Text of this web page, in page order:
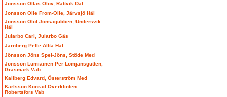
Jonsson Ollas Olov, Rättvik Dal
Jonsson Olle From-Olle, Järvsjö Häl
Jonsson Olof Jönsagubben, Undersvik
Häl
Jularbo Carl, Jularbo Gäs
Järnberg Pelle Alfta Häl
Jönsson Jöns Spel-Jöns, Stöde Med
Jönsson Lumiainen Per Lomjansgutten,
Gräsmark Väb
Kallberg Edvard, Österström Med
Karlsson Konrad Överklinten
Robertsfors Vab